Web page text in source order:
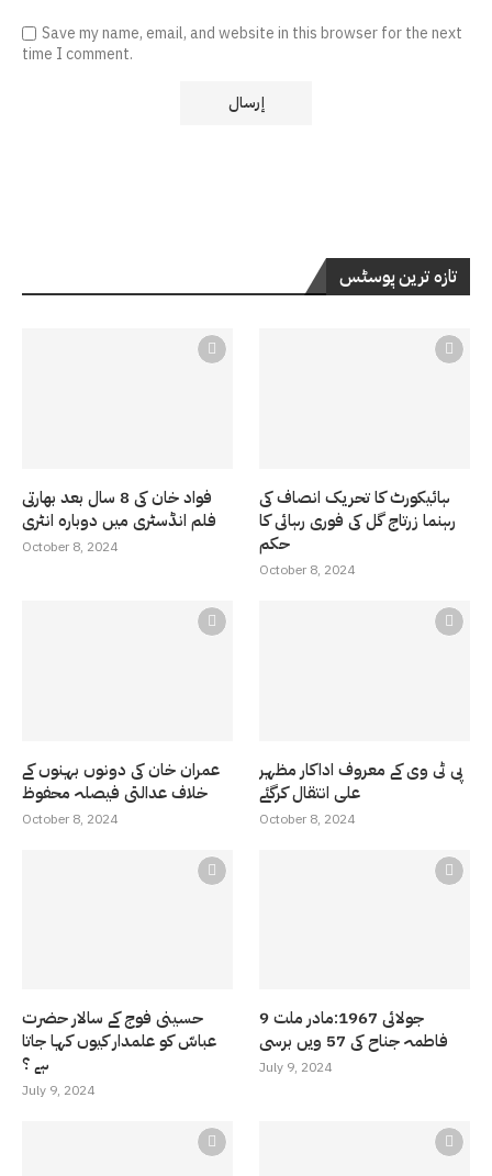
Save my name, email, and website in this browser for the next
time I comment.
تازہ ترین پوسٹس
فواد خان کی 8 سال بعد بھارتی
فلم انڈسٹری میں دوبارہ انٹری
October 8, 2024
ہائیکورٹ کا تحریک انصاف کی
رہنما زرتاج گل کی فوری رہائی کا
حکم
October 8, 2024
عمران خان کی دونوں بہنوں کے
خلاف عدالتی فیصلہ محفوظ
October 8, 2024
پی ٹی وی کے معروف اداکار مظہر
علی انتقال کرگئے
October 8, 2024
حسینی فوج کے سالار حضرت
عباسّ کو علمدار کیوں کہا جاتا
ہے ؟
July 9, 2024
9 جولائی 1967:مادر ملت
فاطمہ جناح کی 57 ویں برسی
July 9, 2024